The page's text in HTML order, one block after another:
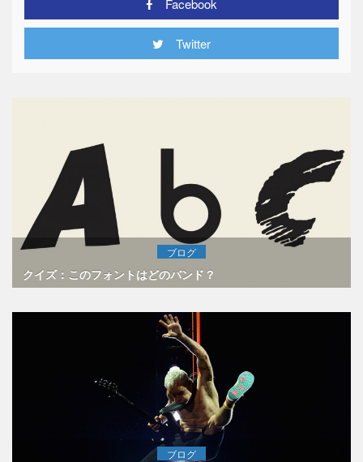
Facebook
Twitter
ブログ
クイズ：このフォントはどのバンド？
ブログ